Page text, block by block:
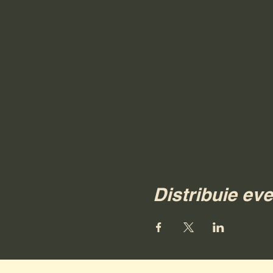
Distribuie